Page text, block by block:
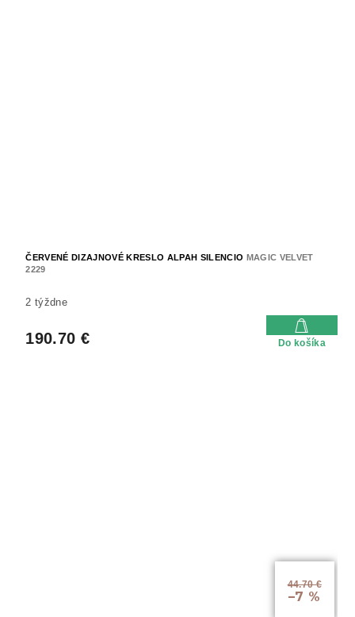
ČERVENÉ DIZAJNOVÉ KRESLO ALPAH SILENCIO MAGIC VELVET
2229
2 týždne
190.70 € Do košíka
44.70 €
–7 %